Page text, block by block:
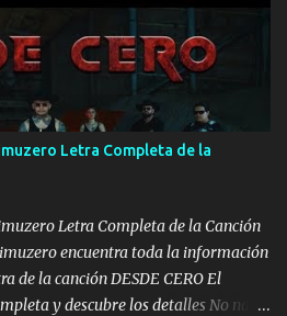
voy a dar hasta topar pues no hay de
camino voy por mi línea no veo a
vuela no se me duerm voy chicoteado
rato que me agarran el colmillo
sé esperaron Al tiro esta la PrimiZa
al lado doy la mano al que su amigo y
Y No me paran aquí hay pa más
hasta topar pues no hay de otra...
Letra Completa de la
Letra Completa de la Canción
encuentra toda la información
de la canción DESDE CERO El
y descubre los detalles No nací